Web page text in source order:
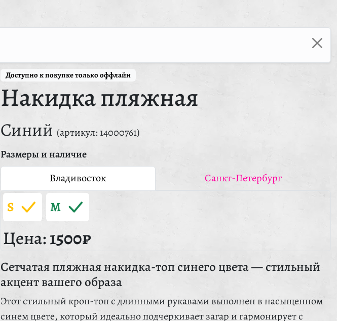
Доступно к покупке только оффлайн
Накидка пляжная
Синий (артикул: 14000761)
Размеры и наличие
Владивосток
Санкт-Петербург
S M
Цена:1500₽
Сетчатая пляжная накидка-топ синего цвета — стильный
акцент вашего образа
Этот стильный кроп-топ с длинными рукавами выполнен в насыщенном
синем цвете, который идеально подчеркивает загар и гармонирует с